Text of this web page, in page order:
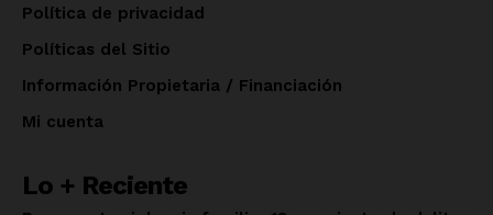
Política de privacidad
Políticas del Sitio
Información Propietaria / Financiación
Mi cuenta
Lo + Reciente